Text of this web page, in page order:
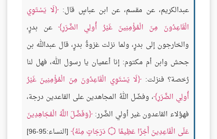
عبدالكريم، عن مقسم، عن ابن عباسٍ قال: لَا يَسْتَوِي
الْقَاعِدُونَ مِنَ الْمُؤْمِنِينَ غَيْرُ أُولِي الضَّرَرِ
عن بدرٍ،
والخارجون إلى بدرٍ، ولما نزلت غزوةُ بدرٍ، قال عبدالله بن
جحش وابن أم مكتوم: إنا أعميان يا رسول الله، فهل لنا
رُخصة؟ فنزلت:
لَا يَسْتَوِي الْقَاعِدُونَ مِنَ الْمُؤْمِنِينَ غَيْرُ
أُولِي الضَّرَرِ ، وفضّل اللهُ المجاهدين على القاعدين درجة،
فهؤلاء القاعدون غير أولي الضَّرر: وَفَضَّلَ اللَّهُ الْمُجَاهِدِينَ
عَلَى الْقَاعِدِينَ أَجْرًا عَظِيمًا ۝ دَرَجَاتٍ مِنْهُ
[النساء:95-96]